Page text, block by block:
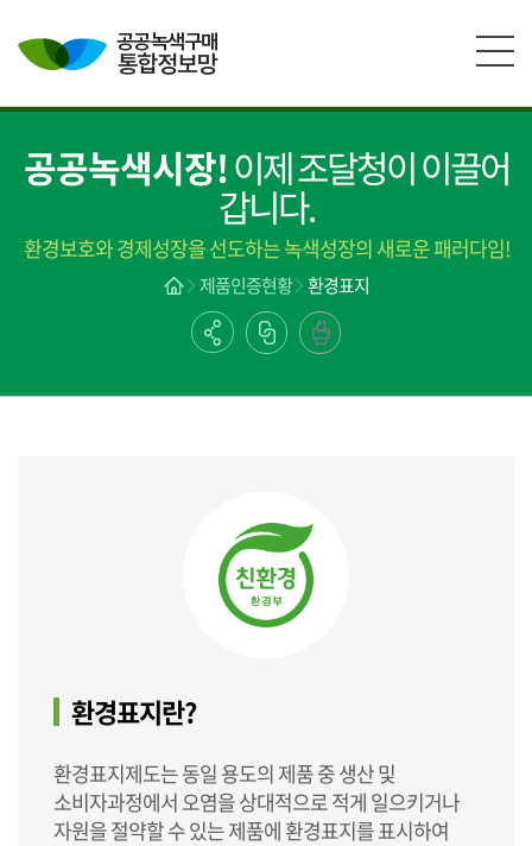
공공녹색시장!이제 조달청이 이끌어
갑니다.
환경보호와 경제성장을 선도하는 녹색성장의 새로운 패러다임!
제품인증현황 환경표지
환경표지란?
환경표지제도는 동일 용도의 제품 중 생산 및
소비자과정에서 오염을 상대적으로 적게 일으키거나
자원을 절약할 수 있는 제품에 환경표지를 표시하여